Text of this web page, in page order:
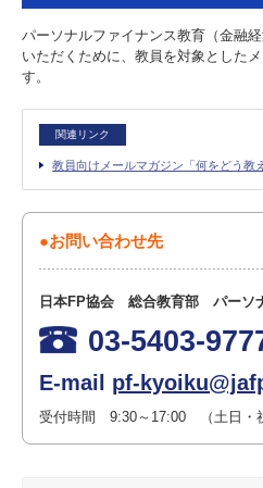
パーソナルファイナンス教育（金融
いただくために、教員を対象とした
す。
関連リンク
教員向けメールマガジン「何をどう教
●お問い合わせ先
日本FP協会 総合教育部 パーソ
03-5403-
E-mail pf-
受付時間 9:30～17:00 （土日・